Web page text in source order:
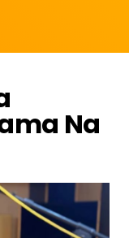
Na